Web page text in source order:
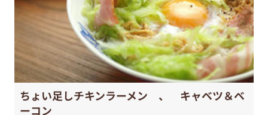
ちょい足しチキンラーメン 、 キャベツ＆ベ
ーコン